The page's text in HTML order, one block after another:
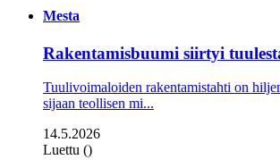
Mesta
Rakentamisbuumi siirtyi
Tuulivoimaloiden rakentamistahti on
sijaan teollisen mi...
14.5.2026
Luettu ()